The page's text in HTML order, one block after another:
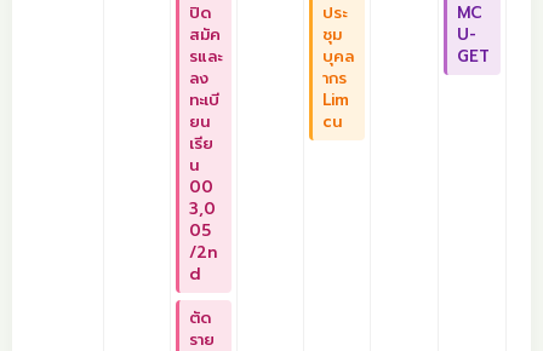
ปิด
สมัค
รและ
ลง
ทะเบี
ยน
เรีย
น
00
3,0
05
/2n
d
ตัด
ราย
ประ
ชุม
บุคล
ากร
Lim
cu
MC
U-
GET